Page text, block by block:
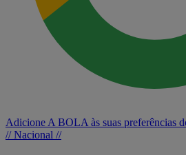
Adicione A BOLA às suas preferências
// Nacional //